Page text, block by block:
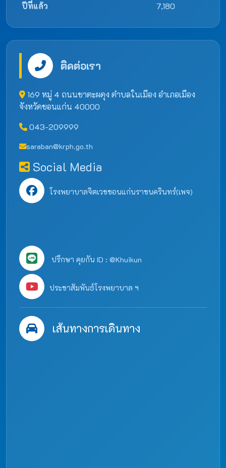
ปีที่แล้ว
7,180
ติดต่อเรา
169 หมู่ 4 ถนนชาตะผดุง ตำบลในเมือง อำเภอเมือง
จังหวัดขอนแก่น 40000
043-209999
saraban@krph.go.th
Social Media
โรงพยาบาลจิตเวชขอนแก่นราชนครินทร์(เพจ)
ปรึกษา คุยกัน ID : @Khuikun
ประชาสัมพันธ์โรงพยาบาล ฯ
เส้นทางการเดินทาง